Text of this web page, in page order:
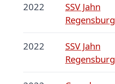
2022
SSV Jahn
Regensburg
2022
SSV Jahn
Regensburg